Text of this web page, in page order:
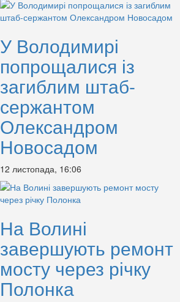
У Володимирі
попрощалися із
загиблим штаб-
сержантом
Олександром
Новосадом
12 листопада, 16:06
На Волині
завершують ремонт
мосту через річку
Полонка